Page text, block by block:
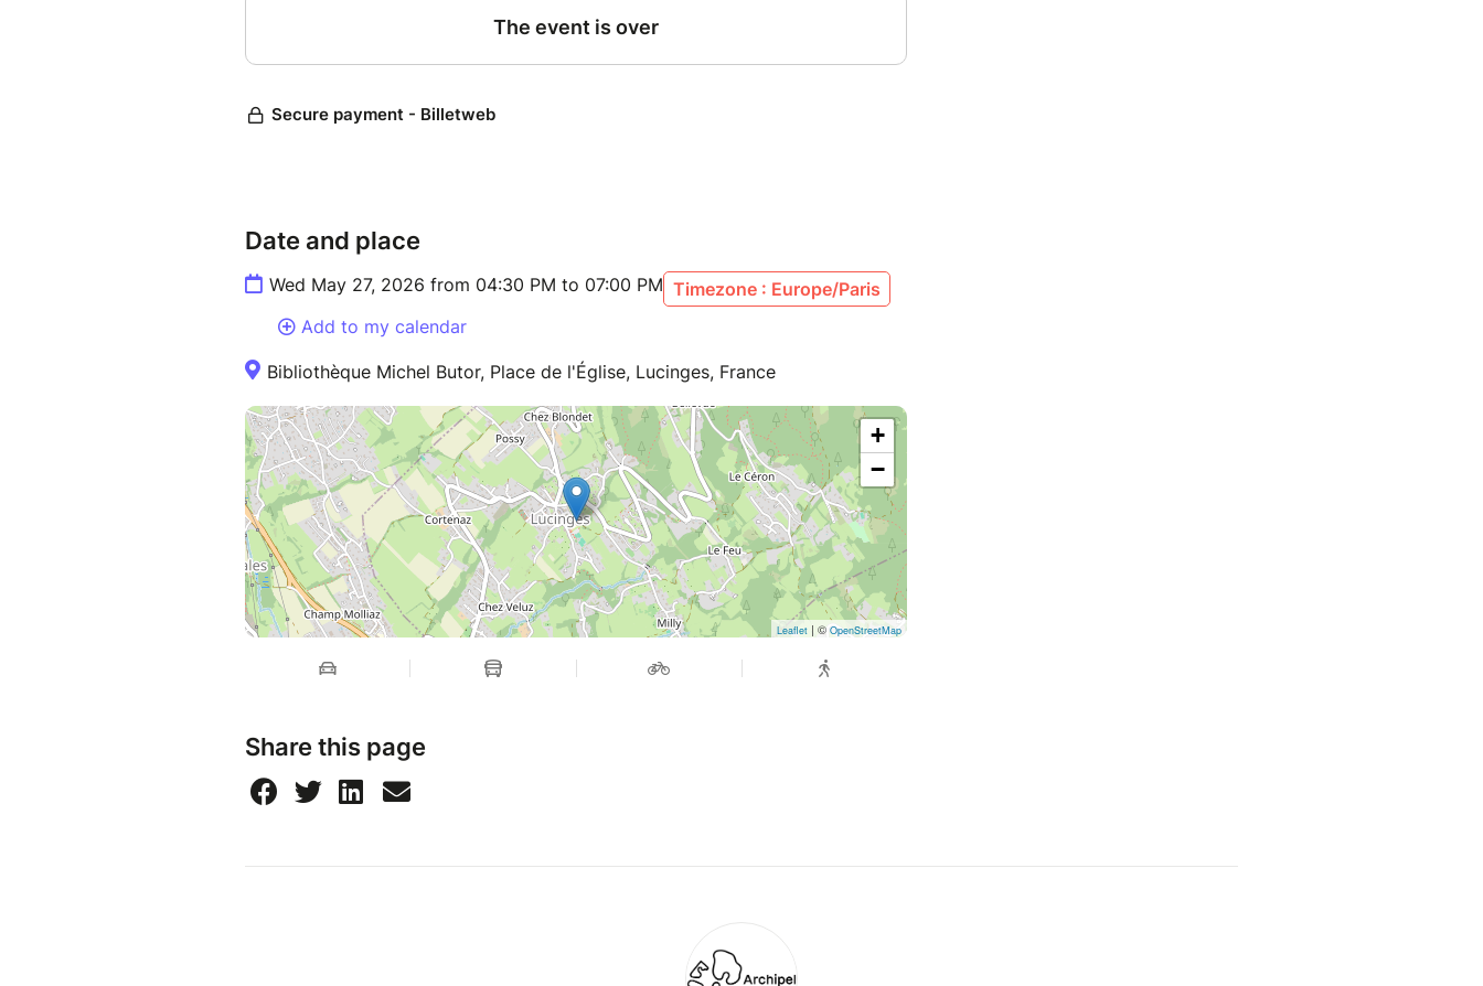
À la suite du vernissage, une rencontre avec le photographe Adrien Viel est
Cet évènement est gratuit et ouvert à toutes et tous.
Date and place
Wed May 27, 2026 from 04:30 PM to 07:00 PM Timezone : Europe/Paris
Add to my calendar
Bibliothèque Michel Butor, Place de l'Église, Lucinges, France
+
−
Leaflet | ©OpenStreetMap
Share this page